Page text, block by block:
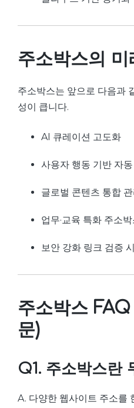
주소박스의 미
주소박스는 앞으로 다음과
성이 큽니다.
AI 큐레이션 고도화
사용자 행동 기반 자동
글로벌 콘텐츠 통합 관
업무·교육 특화 주소
보안 강화 링크 검증
주소박스
문)
Q1. 주소박스란
A. 다양한 웹사이트 주소를